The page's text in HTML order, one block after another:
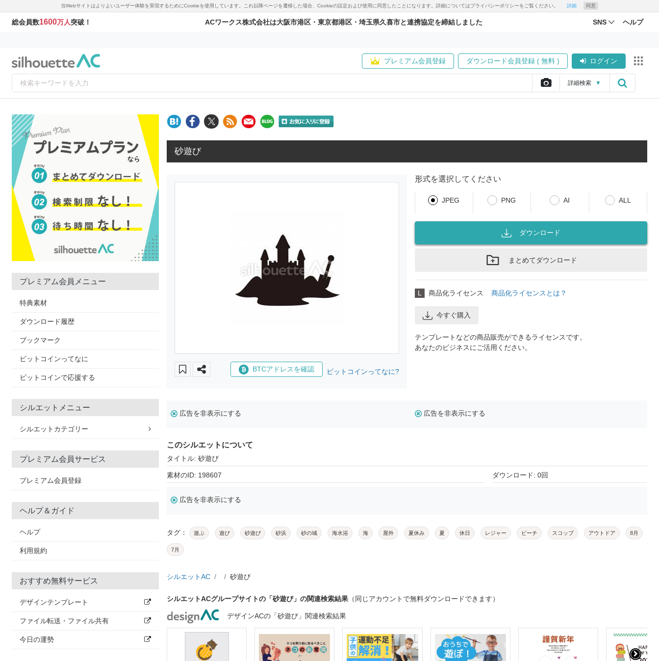
当Webサイトはよりよいユーザー体験を実現するためにCookieを使用しています。これ以降ページを遷移した場合、Cookieの設定および使用に同意したことになります。詳細についてはプライバシーポリシーをご覧ください。 詳細 同意
総会員数1600万人突破！ ACワークス株式会社は大阪市港区・東京都港区・埼玉県久喜市と連携協定を締結しました SNS ヘルプ
プレミアム会員登録 ダウンロード会員登録 ( 無料 ) ログイン
詳細検索 ▼
プレミアム会員メニュー
特典素材
ダウンロード履歴
ブックマーク
ビットコインってなに
ビットコインで応援する
シルエットメニュー
シルエットカテゴリー
プレミアム会員サービス
プレミアム会員登録
ヘルプ＆ガイド
ヘルプ
利用規約
おすすめ無料サービス
デザインテンプレート
ファイル転送・ファイル共有
今日の運勢
砂遊び
BTCアドレスを確認 ビットコインってなに?
形式を選択してください
JPEG PNG AI ALL
ダウンロード
まとめてダウンロード
L 商品化ライセンス 商品化ライセンスとは？
今すぐ購入
テンプレートなどの商品販売ができるライセンスです。
あなたのビジネスにご活用ください。
広告を非表示にする 広告を非表示にする
このシルエットについて
タイトル: 砂遊び
素材のID: 198607 ダウンロード: 0回
広告を非表示にする
タグ： 遊ぶ 遊び 砂遊び 砂浜 砂の城 海水浴 海 屋外 夏休み 夏 休日 レジャー ビーチ スコップ アウトドア 8月
7月
シルエットAC 砂遊び
シルエットACグループサイトの「砂遊び」の関連検索結果 （同じアカウントで無料ダウンロードできます）
デザインACの「砂遊び」関連検索結果